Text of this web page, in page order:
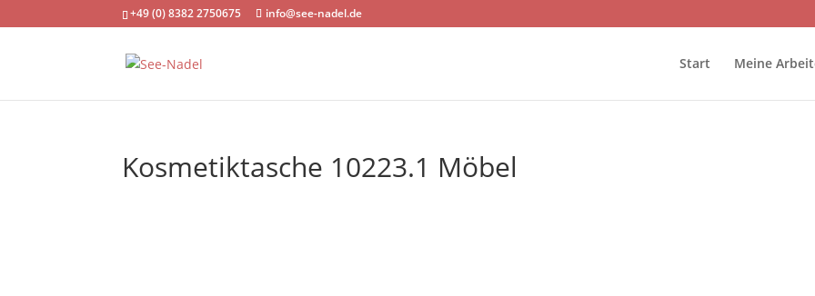
+49 (0) 8382 2750675 info@see-nadel.de
Start Meine
Kosmetiktasche 10223.1 Möbel